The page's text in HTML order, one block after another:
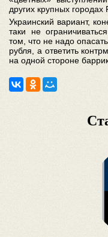
других крупных
Украинский вариант,
таки не
том, что не надо
рубля, а ответить
на одной стороне